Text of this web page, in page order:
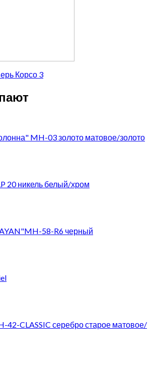
Корсо 3
MH-03 золото матовое/золото
20 никель белый/хром
58-R6 черный
42-CLASSIC серебро старое матовое/